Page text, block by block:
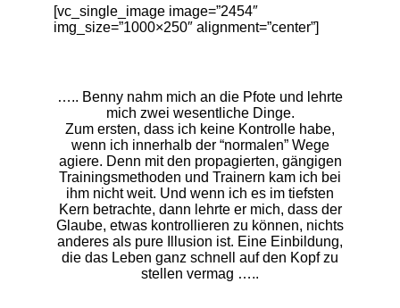
[vc_single_image image=”2454″
img_size=”1000×250″ alignment=”center”]
….. Benny nahm mich an die Pfote und lehrte
mich zwei wesentliche Dinge.
Zum ersten, dass ich keine Kontrolle habe,
wenn ich innerhalb der “normalen” Wege
agiere. Denn mit den propagierten, gängigen
Trainingsmethoden und Trainern kam ich bei
ihm nicht weit. Und wenn ich es im tiefsten
Kern betrachte, dann lehrte er mich, dass der
Glaube, etwas kontrollieren zu können, nichts
anderes als pure Illusion ist. Eine Einbildung,
die das Leben ganz schnell auf den Kopf zu
stellen vermag …..